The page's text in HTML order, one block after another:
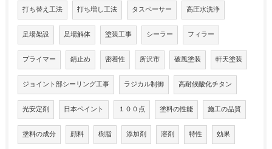
打ち替え工法 打ち増し工法 タスペーサー 高圧水洗浄
足場架設 足場解体 塗装工事 シーラー フィラー
プライマー 錆止め 密着性 所沢市 破風塗装 軒天塗装
ジョイント部シーリング工事 ラジカル制御 高耐候酸化チタン
光安定剤 日本ペイント １００点 塗料の性能 施工の品質
塗料の成分 顔料 樹脂 添加剤 溶剤 特性 効果